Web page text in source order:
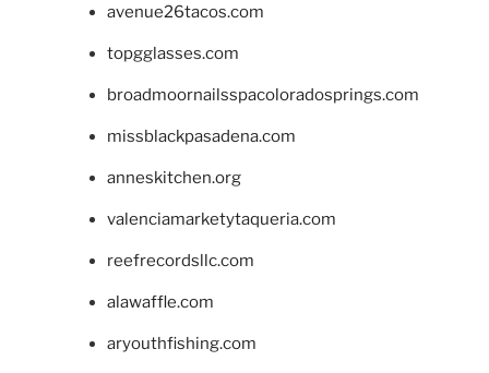
avenue26tacos.com
topgglasses.com
broadmoornailsspacoloradosprings.com
missblackpasadena.com
anneskitchen.org
valenciamarketytaqueria.com
reefrecordsllc.com
alawaffle.com
aryouthfishing.com